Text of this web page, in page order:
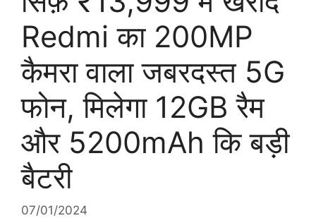
Redmi का 200MP
कैमरा वाला जबरदस्त 5G
फोन, मिलेगा 12GB रैम
और 5200mAh कि बड़ी
बैटरी
07/01/2024